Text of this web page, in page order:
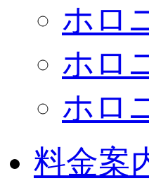
ホロ
ホロ
ホロ
料金案